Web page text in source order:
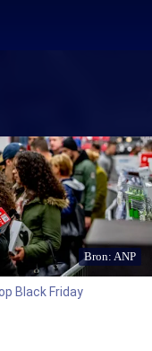
Bron: ANP
Black Friday